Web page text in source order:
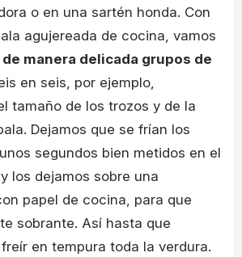
o en una sartén honda. Con
agujereada de cocina, vamos
manera delicada grupos de
en seis, por ejemplo,
tamaño de los trozos y de la
Dejamos que se frían los
segundos bien metidos en el
los dejamos sobre una
papel de cocina, para que
sobrante. Así hasta que
en tempura toda la verdura.